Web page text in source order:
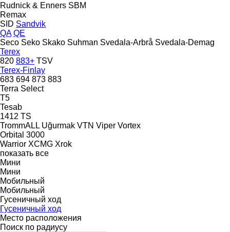
Rudnick & Enners SBM
Remax
SID Sandvik
QA QE
Seco Seko Skako Suhman Svedala-Arbrå Svedala-Demag
Terex
820 883+ TSV
Terex-Finlay
683 694 873 883
Terra Select
T5
Tesab
1412 TS
TrommALL Uğurmak VTN Viper Vortex
Orbital 3000
Warrior XCMG Xrok
показать все
Мини
Мини
Мобильный
Мобильный
Гусеничный ход
Гусеничный ход
Место расположения
Поиск по радиусу